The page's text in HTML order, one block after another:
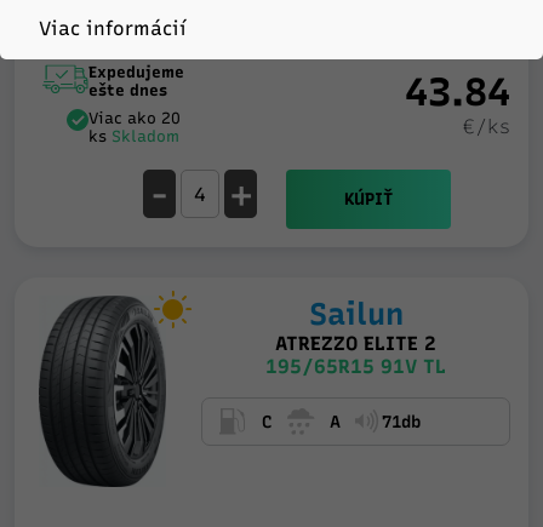
Expedujeme
ešte dnes
Viac ako 20
ks Skladom
43.84
€/ks
- + KÚPIŤ
Sailun
ATREZZO ELITE 2
195/65R15 91V TL
C A 71db
Viac informácií